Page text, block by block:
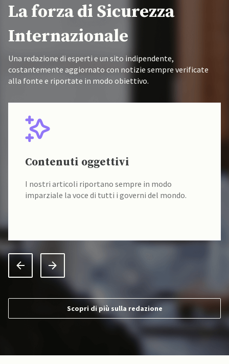
La forza di Sicurezza
Internazionale
Una redazione di esperti e un sito indipendente,
costantemente aggiornato con notizie sempre verificate
alla fonte e riportate in modo obiettivo.
Contenuti oggettivi
I nostri articoli riportano sempre in modo
imparziale la voce di tutti i governi del mondo.
Scopri di più sulla redazione